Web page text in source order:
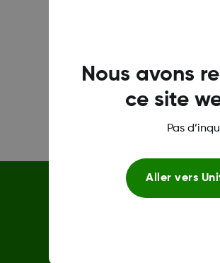
Nous avons
ce site
Pas
Aller vers